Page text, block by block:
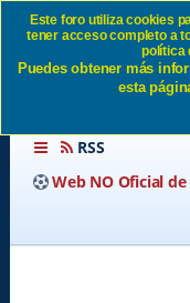
RSS
Web NO Oficial
Este foro utiliza cookies
tener acceso completo a
política
Puedes obtener más
esta